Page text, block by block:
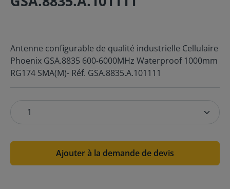
Antenne configurable de qualité industrielle Cellulaire
Phoenix GSA.8835 600-6000MHz Waterproof 1000mm
RG174 SMA(M)- Réf. GSA.8835.A.101111
Ajouter à la demande de devis